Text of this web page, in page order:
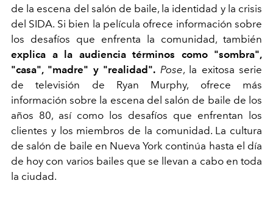
de la escena del salón de baile, la identidad y la crisis
del SIDA. Si bien la película ofrece información sobre
los desafíos que enfrenta la comunidad, también
explica a la audiencia términos como "sombra",
"casa", "madre" y "realidad". Pose, la exitosa serie
de televisión de Ryan Murphy, ofrece más
información sobre la escena del salón de baile de los
años 80, así como los desafíos que enfrentan los
clientes y los miembros de la comunidad. La cultura
de salón de baile en Nueva York continúa hasta el día
de hoy con varios bailes que se llevan a cabo en toda
la ciudad.